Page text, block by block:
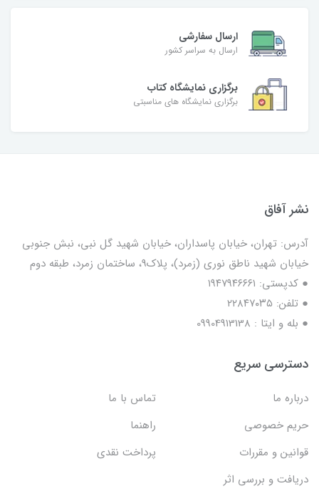
ارسال سفارشی
ارسال به سراسر کشور
برگزاری نمایشگاه کتاب
برگزاری نمایشگاه های مناسبتی
نشر آفاق
آدرس: تهران، خیابان پاسداران، خیابان شهید گل نبی، نبش جنوبی
خیابان شهید ناطق نوری (زمرد)، پلاک9، ساختمان زمرد، طبقه دوم
● کدپستی: ۱۹۴۷۹۴۶۶۶۱
● تلفن: ٢٢٨۴٧۰۳۵
● بله و ایتا : 09904913138
دسترسی سریع
درباره ما
تماس با ما
حریم خصوصی
راهنما
قوانین و مقررات
پرداخت نقدی
دریافت و بررسی اثر